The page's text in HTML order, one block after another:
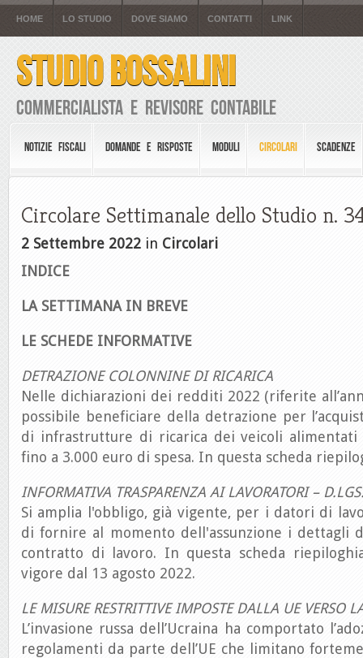
HOME LO STUDIO DOVE SIAMO CONTATTI LINK
STUDIO BOSSALINI
Commercialista e Revisore Contabile
NOTIZIE FISCALI DOMANDE E RISPOSTE MODULI CIRCOLARI SCADENZE
Circolare Settimanale dello Studio n.
2 Settembre 2022 in Circolari
INDICE
LA SETTIMANA IN BREVE
LE SCHEDE INFORMATIVE
DETRAZIONE COLONNINE DI RICARICA
Nelle dichiarazioni dei redditi 2022 (riferite
possibile beneficiare della detrazione per
di infrastrutture di ricarica dei veicoli alimentati
fino a 3.000 euro di spesa. In questa scheda
INFORMATIVA TRASPARENZA AI LAVORATORI –
Si amplia l'obbligo, già vigente, per i datori di
di fornire al momento dell'assunzione i dettagli
contratto di lavoro. In questa scheda
vigore dal 13 agosto 2022.
LE MISURE RESTRITTIVE IMPOSTE DALLA UE VERSO
L’invasione russa dell’Ucraina ha comportato
regolamenti da parte dell’UE che limitano